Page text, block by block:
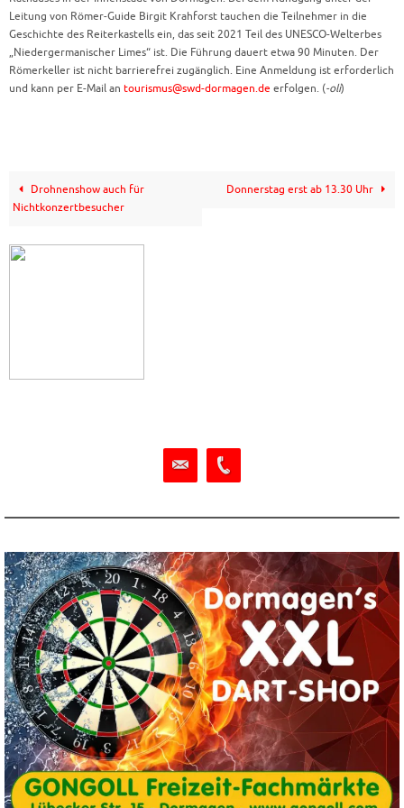
Leitung von Römer-Guide Birgit Krahforst tauchen die Teilnehmer in die
Geschichte des Reiterkastells ein, das seit 2021 Teil des UNESCO-Welterbes
„Niedergermanischer Limes“ ist. Die Führung dauert etwa 90 Minuten. Der
Römerkeller ist nicht barrierefrei zugänglich. Eine Anmeldung ist erforderlich
und kann per E-Mail an tourismus@swd-dormagen.de erfolgen. (-oli)
Drohnenshow auch für
Nichtkonzertbesucher
Donnerstag erst ab 13.30 Uhr